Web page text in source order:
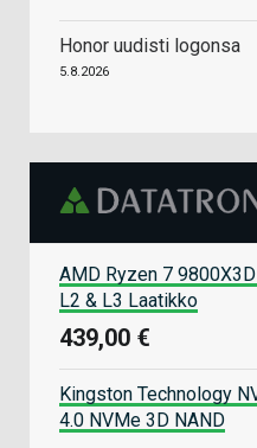
Honor uudisti logonsa
5.8.2026
AMD Ryzen 7
L2 & L3 Laatikko
439,00 €
Kingston Technology
4.0 NVMe 3D NAND